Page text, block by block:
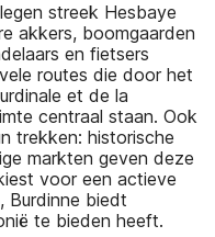
streek Hesbaye
akkers, boomgaarden
en fietsers
routes die door het
et de la
centraal staan. Ook
trekken: historische
markten geven deze
voor een actieve
Burdinne biedt
te bieden heeft.